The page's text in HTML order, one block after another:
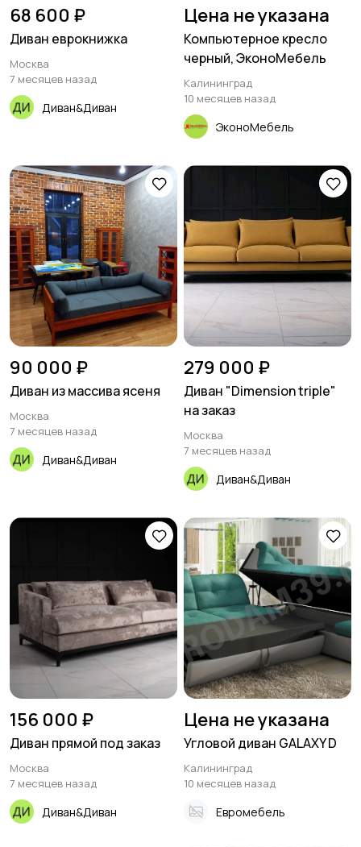
68 600 ₽
Диван еврокнижка
Москва
7 месяцев назад
Диван&Диван
Цена не указана
Компьютерное кресло
черный, ЭконоМебель
Калининград
10 месяцев назад
ЭконоМебель
90 000 ₽
Диван из массива ясеня
Москва
7 месяцев назад
Диван&Диван
279 000 ₽
Диван "Dimension triple"
на заказ
Москва
7 месяцев назад
Диван&Диван
156 000 ₽
Диван прямой под заказ
Москва
7 месяцев назад
Диван&Диван
Цена не указана
Угловой диван GALAXY D
Калининград
10 месяцев назад
Евромебель